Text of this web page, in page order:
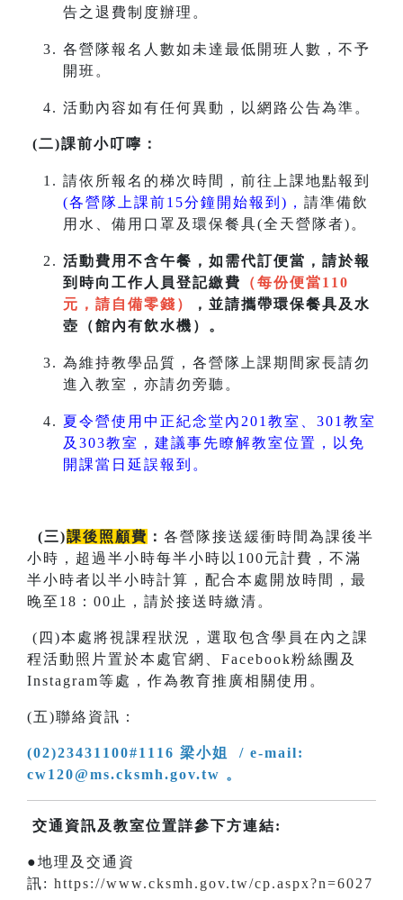
告之退費制度辦理。
各營隊報名人數如未達最低開班人數，不予
開班。
活動內容如有任何異動，以網路公告為準。
(二)課前小叮嚀：
請依所報名的梯次時間，前往上課地點報到
(各營隊上課前15分鐘開始報到)， 請準備飲
用水、備用口罩及環保餐具(全天營隊者)。
活動費用不含午餐，如需代訂便當，請於報
到時向工作人員登記繳費
（每份便當110
元，請自備零錢）
，並請攜帶環保餐具及水
壺（館內有飲水機）。
為維持教學品質，各營隊上課期間家長請勿
進入教室，亦請勿旁聽。
夏令營使用中正紀念堂內201教室、301教室
及303教室，建議事先瞭解教室位置，以免
開課當日延誤報到。
(三)課後照顧費 ： 各營隊接送緩衝時間為課後半
小時，超過半小時每半小時以100元計費，不滿
半小時者以半小時計算，配合本處開放時間，最
晚至18：00止，請於接送時繳清。
(四)本處將視課程狀況，選取包含學員在內之課
程活動照片置於本處官網、Facebook粉絲團及
Instagram等處，作為教育推廣相關使用。
(五)聯絡資訊：
(02)23431100#1116 梁小姐 / e-mail:
cw120@ms.cksmh.gov.tw 。
交通資訊及教室位置詳參下方連結:
●地理及交通資
訊: https://www.cksmh.gov.tw/cp.aspx?n=6027